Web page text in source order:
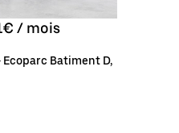
/ mois
Batiment D,